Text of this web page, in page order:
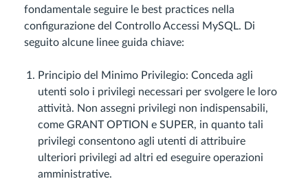
fondamentale seguire le best practices nella
configurazione del Controllo Accessi MySQL. Di
seguito alcune linee guida chiave:
Principio del Minimo Privilegio: Conceda agli
utenti solo i privilegi necessari per svolgere le loro
attività. Non assegni privilegi non indispensabili,
come GRANT OPTION e SUPER, in quanto tali
privilegi consentono agli utenti di attribuire
ulteriori privilegi ad altri ed eseguire operazioni
amministrative.